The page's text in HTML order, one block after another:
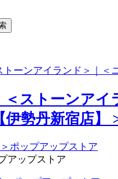
トーンアイランド＞｜
＜ストーンア
伊勢丹新宿店】
アップストア